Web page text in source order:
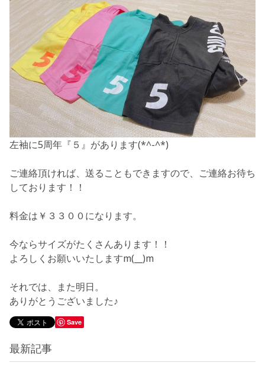
左袖に5周年『５』があります(*^-^*)
ご連絡頂ければ、送ることもできますので、ご連絡お待ち
しております！！
料金は￥３３００になります。
今ならサイズがたくさんあります！！
よろしくお願いいたしますm(__)m
それでは、また明日。
ありがとうございました♪
Save
最新記事